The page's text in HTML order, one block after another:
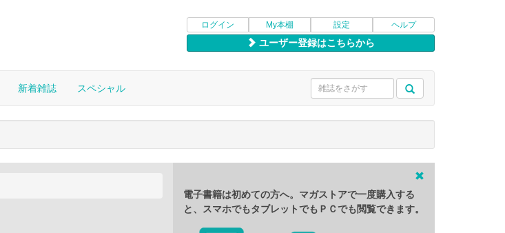
ログイン My本棚 設定 ヘルプ
ユーザー登録はこちらから
新着雑誌 スペシャル
電子書籍は初めての方へ。マガストアで一度購入する
と、スマホでもタブレットでもＰＣでも閲覧できます。